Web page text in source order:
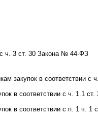
ч. 3 ст. 30 Закона № 44-ФЗ
закупок в соответствии
в соответствии с ч. 1.1
в соответствии с п. 1 ч.